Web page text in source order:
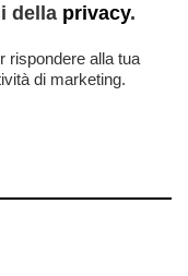
della privacy.
rispondere alla tua
di marketing.